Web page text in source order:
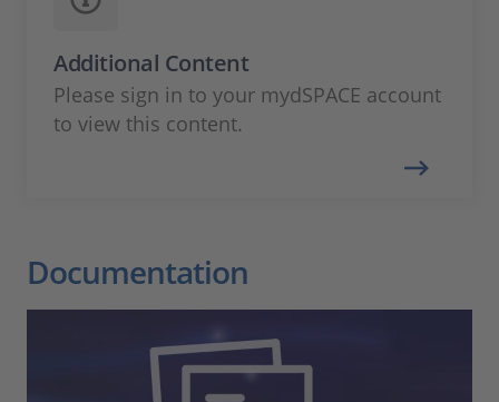
Additional Content
Please sign in to your mydSPACE account
to view this content.
Documentation